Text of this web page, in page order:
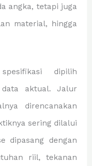
angka, tetapi juga
material, hingga
dipilih
data aktual. Jalur
direncanakan
sering dilalui
dipasang dengan
riil, tekanan